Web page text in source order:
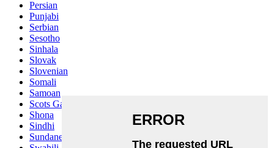
Persian
Punjabi
Serbian
Sesotho
Sinhala
Slovak
Slovenian
Somali
Samoan
Scots Gaelic
Shona
Sindhi
Sundanese